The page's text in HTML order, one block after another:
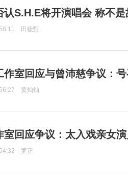
认S.H.E将开演唱会 称不
田馥甄
作室回应与曾沛慈争议：
黄灿灿
室回应争议：太入戏亲女
罗正